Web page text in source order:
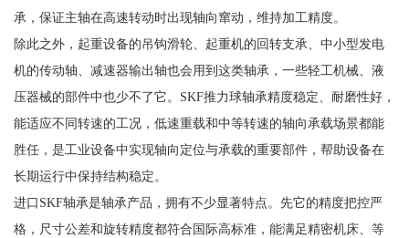
承，保证主轴在高速转动时出现轴向窜动，维持加工精度。
除此之外，起重设备的吊钩滑轮、起重机的回转支承、中小型发电
机的传动轴、减速器输出轴也会用到这类轴承，一些轻工机械、液
压器械的部件中也少不了它。SKF推力球轴承精度稳定、耐磨性好，
能适应不同转速的工况，低速重载和中等转速的轴向承载场景都能
胜任，是工业设备中实现轴向定位与承载的重要部件，帮助设备在
长期运行中保持结构稳定。
进口SKF轴承是轴承产品，拥有不少显著特点。先它的精度把控严
格，尺寸公差和旋转精度都符合国际高标准，能满足精密机床、等